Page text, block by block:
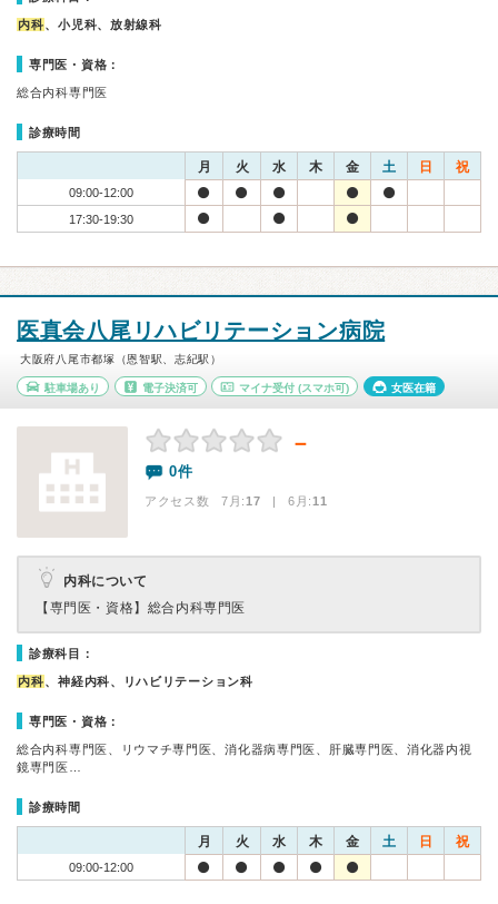
内科、小児科、放射線科
専門医・資格：
総合内科専門医
診療時間
月 火 水 木 金 土 日 祝
09:00-12:00
17:30-19:30
医真会八尾リハビリテーション病院
大阪府八尾市都塚（恩智駅、志紀駅）
駐車場あり 電子決済可 マイナ受付 (スマホ可) 女医在籍
－
0件
アクセス数 7月:17 | 6月:11
内科について
【専門医・資格】 総合内科専門医
診療科目：
内科、神経内科、リハビリテーション科
専門医・資格：
総合内科専門医、リウマチ専門医、消化器病専門医、肝臓専門医、消化器内視
鏡専門医…
診療時間
月 火 水 木 金 土 日 祝
09:00-12:00